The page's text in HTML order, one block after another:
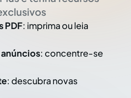
PDF: imprima ou leia
: concentre-se
: descubra novas